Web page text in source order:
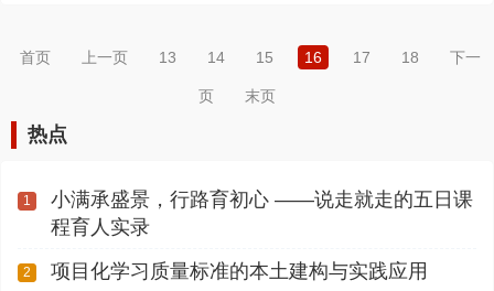
首页 上一页 13 14 15 16 17 18 下一
页 末页
热点
1
小满承盛景，行路育初心 ——说走就走的五日课
程育人实录
2 项目化学习质量标准的本土建构与实践应用